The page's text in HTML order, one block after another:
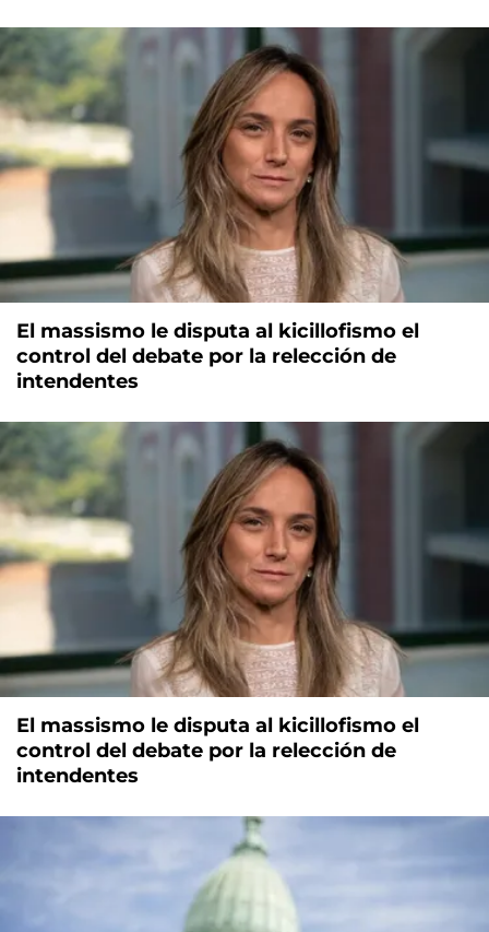
El massismo le disputa al kicillofismo el
control del debate por la relección de
intendentes
El massismo le disputa al kicillofismo el
control del debate por la relección de
intendentes